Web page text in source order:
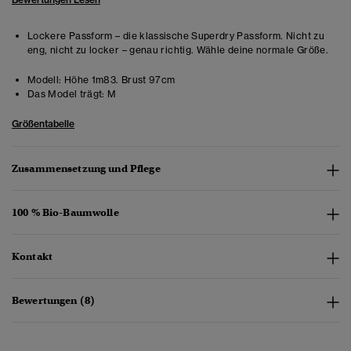
Lockere Passform – die klassische Superdry Passform. Nicht zu
eng, nicht zu locker – genau richtig. Wähle deine normale Größe.
Modell: Höhe 1m83. Brust 97cm
Das Model trägt: M
Größentabelle
Zusammensetzung und Pflege
100 % Bio-Baumwolle
Kontakt
Bewertungen (8)